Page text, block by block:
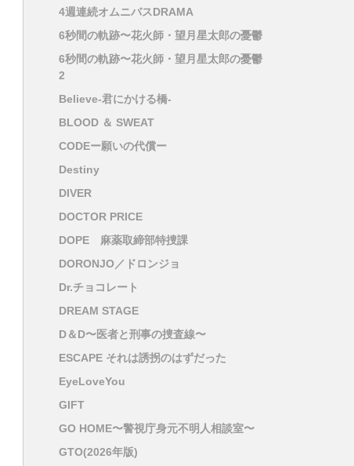
4週連続オムニバスDRAMA
6秒間の軌跡〜花火師・望月星太郎の憂鬱
6秒間の軌跡〜花火師・望月星太郎の憂鬱
2
Believe-君にかける橋-
BLOOD ＆ SWEAT
CODEー願いの代償ー
Destiny
DIVER
DOCTOR PRICE
DOPE 麻薬取締部特捜課
DORONJO／ドロンジョ
Dr.チョコレート
DREAM STAGE
D＆D〜医者と刑事の捜査線〜
ESCAPE それは誘拐のはずだった
EyeLoveYou
GIFT
GO HOME〜警視庁身元不明人相談室〜
GTO(2026年版)